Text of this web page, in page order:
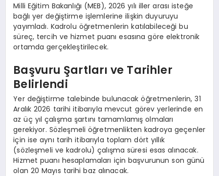
Milli Eğitim Bakanlığı (MEB), 2026 yılı iller arası isteğe
bağlı yer değiştirme işlemlerine ilişkin duyuruyu
yayımladı. Kadrolu öğretmenlerin katılabileceği bu
süreç, tercih ve hizmet puanı esasına göre elektronik
ortamda gerçekleştirilecek.
Başvuru Şartları ve Tarihler
Belirlendi
Yer değiştirme talebinde bulunacak öğretmenlerin, 31
Aralık 2026 tarihi itibarıyla mevcut görev yerlerinde en
az üç yıl çalışma şartını tamamlamış olmaları
gerekiyor. Sözleşmeli öğretmenlikten kadroya geçenler
için ise aynı tarih itibarıyla toplam dört yıllık
(sözleşmeli ve kadrolu) çalışma süresi esas alınacak.
Hizmet puanı hesaplamaları için başvurunun son günü
olan 20 Mayıs tarihi baz alınacak.